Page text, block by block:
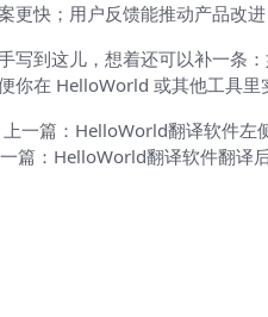
更快；用户反馈能推动产品改进
写到这儿，想着还可以补一条
你在 HelloWorld 或其他工具里
一篇：HelloWorld翻译软件左
篇：HelloWorld翻译软件翻译